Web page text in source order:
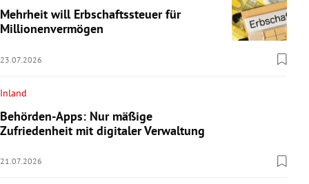
Mehrheit will Erbschaftssteuer für
Millionenvermögen
23.07.2026
Inland
Behörden-Apps: Nur mäßige
Zufriedenheit mit digitaler Verwaltung
21.07.2026